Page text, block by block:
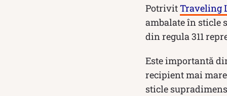
PotrivitTraveling
ambalate în sticle
din regula 311
Este importantă
recipient mai
sticle